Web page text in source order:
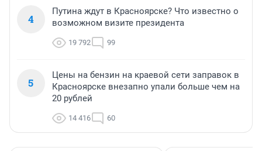
4
Путина ждут в Красноярске? Что известно о
возможном визите президента
19 792 99
5
Цены на бензин на краевой сети заправок в
Красноярске внезапно упали больше чем на
20 рублей
14 416 60